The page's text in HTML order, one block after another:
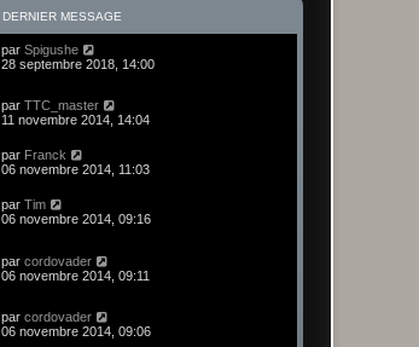
DERNIER MESSAGE
par Spigushe
28 septembre 2018, 14:00
par TTC_master
11 novembre 2014, 14:04
par Franck
06 novembre 2014, 11:03
par Tim
06 novembre 2014, 09:16
par cordovader
06 novembre 2014, 09:11
par cordovader
06 novembre 2014, 09:06